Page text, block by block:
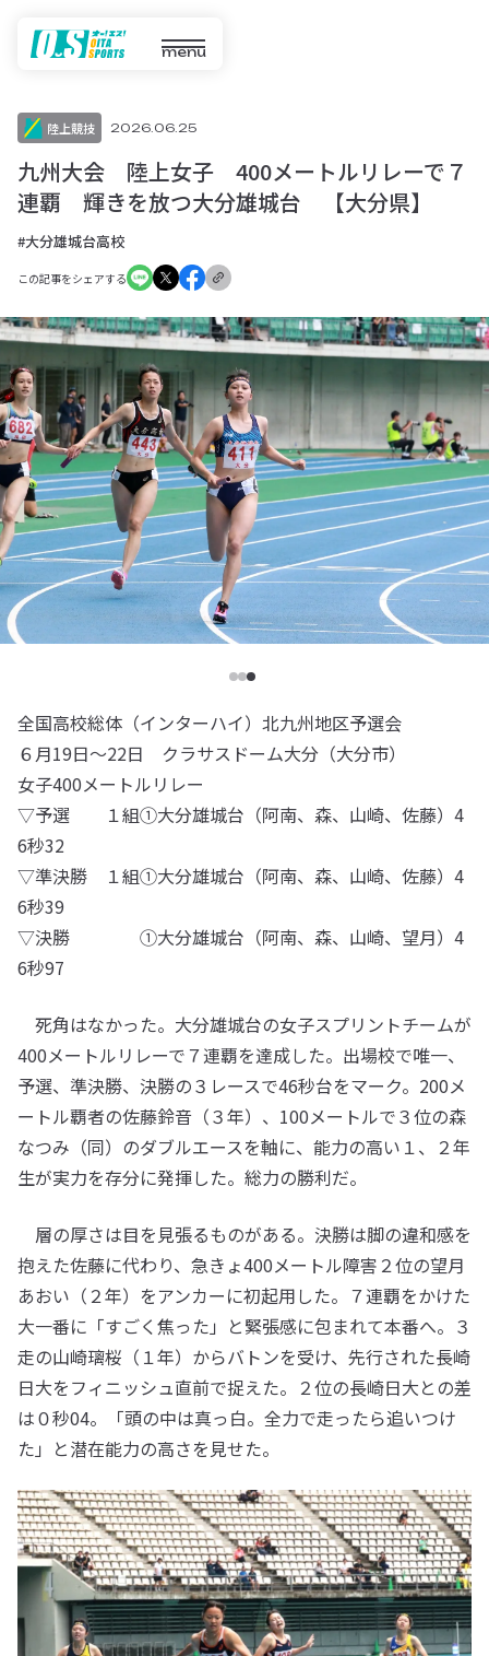
menu
陸上競技 2026.06.25
九州大会 陸上女子 400メートルリレーで７
連覇 輝きを放つ大分雄城台 【大分県】
#大分雄城台高校
この記事をシェアする
全国高校総体（インターハイ）北九州地区予選会
６月19日～22日 クラサスドーム大分（大分市）
女子400メートルリレー
▽予選 １組①大分雄城台（阿南、森、山崎、佐藤）4
6秒32
▽準決勝 １組①大分雄城台（阿南、森、山崎、佐藤）4
6秒39
▽決勝 ①大分雄城台（阿南、森、山崎、望月）4
6秒97
死角はなかった。大分雄城台の女子スプリントチームが
400メートルリレーで７連覇を達成した。出場校で唯一、
予選、準決勝、決勝の３レースで46秒台をマーク。200メ
ートル覇者の佐藤鈴音（３年）、100メートルで３位の森
なつみ（同）のダブルエースを軸に、能力の高い１、２年
生が実力を存分に発揮した。総力の勝利だ。
層の厚さは目を見張るものがある。決勝は脚の違和感を
抱えた佐藤に代わり、急きょ400メートル障害２位の望月
あおい（２年）をアンカーに初起用した。７連覇をかけた
大一番に「すごく焦った」と緊張感に包まれて本番へ。３
走の山崎璃桜（１年）からバトンを受け、先行された長崎
日大をフィニッシュ直前で捉えた。２位の長崎日大との差
は０秒04。「頭の中は真っ白。全力で走ったら追いつけ
た」と潜在能力の高さを見せた。